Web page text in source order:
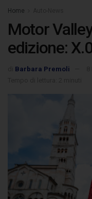
Home
Motor
edizione:
Barbara Premoli